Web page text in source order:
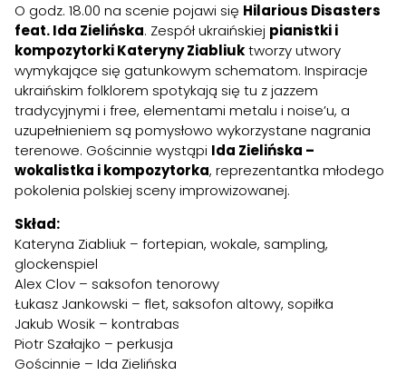
O godz. 18.00 na scenie pojawi się Hilarious Disasters
feat. Ida Zielińska. Zespół ukraińskiej pianistki i
kompozytorki Kateryny Ziabliuktworzy utwory
wymykające się gatunkowym schematom. Inspiracje
ukraińskim folklorem spotykają się tu z jazzem
tradycyjnymi i free, elementami metalu i noise’u, a
uzupełnieniem są pomysłowo wykorzystane nagrania
terenowe. Gościnnie wystąpi Ida Zielińska –
wokalistka i kompozytorka, reprezentantka młodego
pokolenia polskiej sceny improwizowanej.
Skład:
Kateryna Ziabliuk – fortepian, wokale, sampling,
glockenspiel
Alex Clov – saksofon tenorowy
Łukasz Jankowski – flet, saksofon altowy, sopiłka
Jakub Wosik – kontrabas
Piotr Szałajko – perkusja
Gościnnie – Ida Zielińska